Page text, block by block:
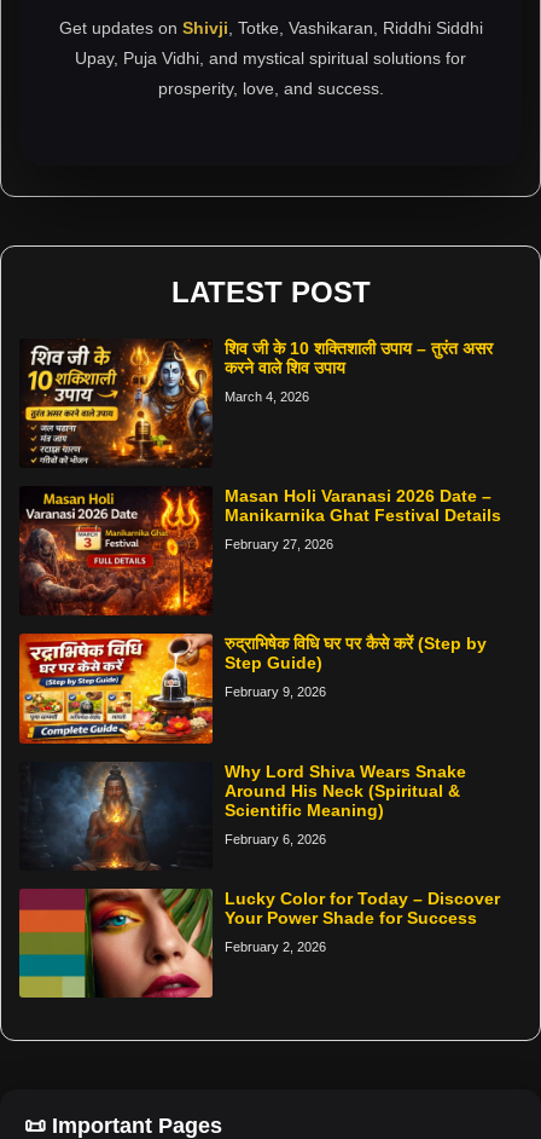
Get updates on Shivji, Totke, Vashikaran, Riddhi Siddhi
Upay, Puja Vidhi, and mystical spiritual solutions for
prosperity, love, and success.
LATEST POST
शिव जी के 10 शक्तिशाली उपाय – तुरंत असर
करने वाले शिव उपाय
March 4, 2026
Masan Holi Varanasi 2026 Date –
Manikarnika Ghat Festival Details
February 27, 2026
रुद्राभिषेक विधि घर पर कैसे करें (Step by
Step Guide)
February 9, 2026
Why Lord Shiva Wears Snake
Around His Neck (Spiritual &
Scientific Meaning)
February 6, 2026
Lucky Color for Today – Discover
Your Power Shade for Success
February 2, 2026
📜 Important Pages